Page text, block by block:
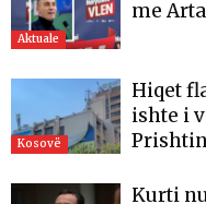
Aktuale
me
Kosovë
Hiqet
ishte i
Kurti